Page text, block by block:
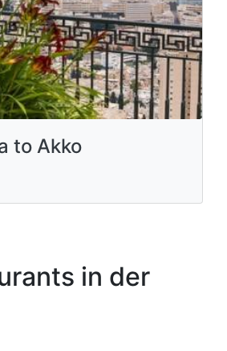
to Akko
in der